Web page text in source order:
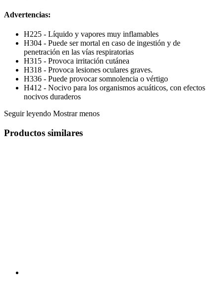
Advertencias:
H225 - Líquido y vapores muy inflamables
H304 - Puede ser mortal en caso de ingestión y de
penetración en las vías respiratorias
H315 - Provoca irritación cutánea
H318 - Provoca lesiones oculares graves.
H336 - Puede provocar somnolencia o vértigo
H412 - Nocivo para los organismos acuáticos, con efectos
nocivos duraderos
Seguir leyendo Mostrar menos
Productos similares